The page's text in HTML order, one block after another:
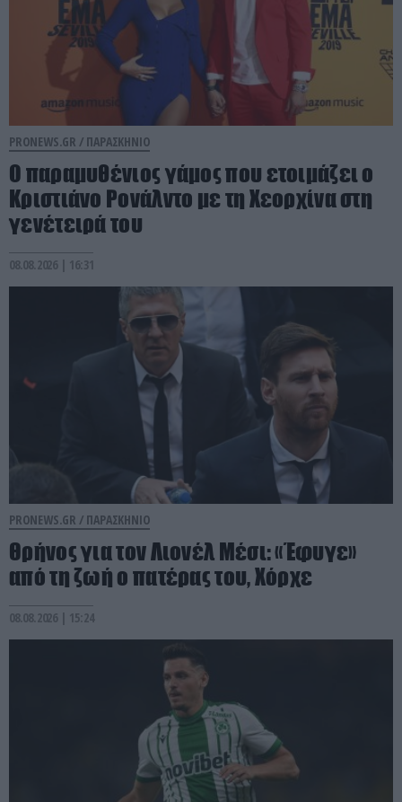
PRONEWS.GR / ΠΑΡΑΣΚΗΝΙΟ
Ο παραμυθένιος γάμος που ετοιμάζει ο
Κριστιάνο Ρονάλντο με τη Χεορχίνα στη
γενέτειρά του
08.08.2026 | 16:31
PRONEWS.GR / ΠΑΡΑΣΚΗΝΙΟ
Θρήνος για τον Λιονέλ Μέσι: «Έφυγε»
από τη ζωή ο πατέρας του, Χόρχε
08.08.2026 | 15:24